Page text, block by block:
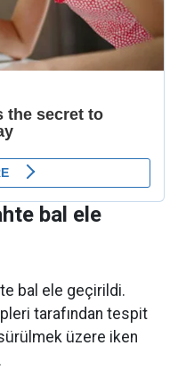
bal ele
bal ele geçirildi.
tarafından tespit
üzere iken